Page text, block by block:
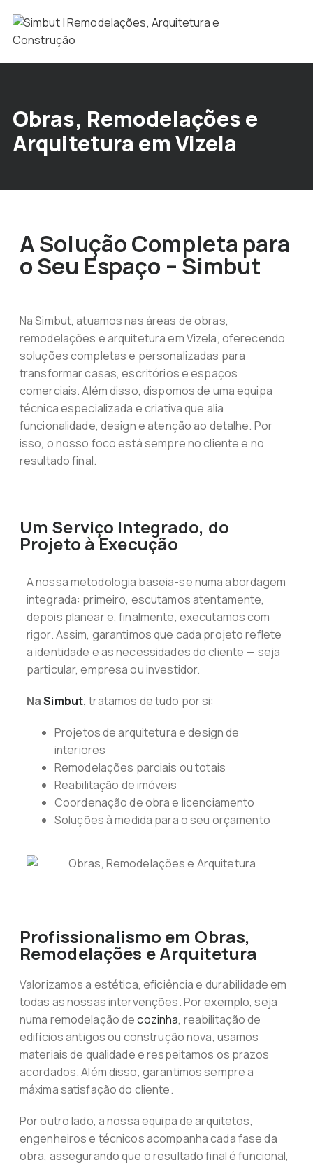
Obras, Remodelações e
Arquitetura em Vizela
A Solução Completa para
o Seu Espaço – Simbut
Na Simbut, atuamos nas áreas de obras,
remodelações e arquitetura em Vizela, oferecendo
soluções completas e personalizadas para
transformar casas, escritórios e espaços
comerciais. Além disso, dispomos de uma equipa
técnica especializada e criativa que alia
funcionalidade, design e atenção ao detalhe. Por
isso, o nosso foco está sempre no cliente e no
resultado final.
Um Serviço Integrado, do
Projeto à Execução
A nossa metodologia baseia-se numa abordagem
integrada: primeiro, escutamos atentamente,
depois planear e, finalmente, executamos com
rigor. Assim, garantimos que cada projeto reflete
a identidade e as necessidades do cliente — seja
particular, empresa ou investidor.
NaSimbut,tratamos de tudo por si:
Projetos de arquitetura e design de
interiores
Remodelações parciais ou totais
Reabilitação de imóveis
Coordenação de obra e licenciamento
Soluções à medida para o seu orçamento
Profissionalismo em Obras,
Remodelações e Arquitetura
Valorizamos a estética, eficiência e durabilidade em
todas as nossas intervenções. Por exemplo, seja
numa remodelação decozinha, reabilitação de
edifícios antigos ou construção nova, usamos
materiais de qualidade e respeitamos os prazos
acordados. Além disso, garantimos sempre a
máxima satisfação do cliente.
Por outro lado, a nossa equipa de arquitetos,
engenheiros e técnicos acompanha cada fase da
obra, assegurando que o resultado final é funcional,